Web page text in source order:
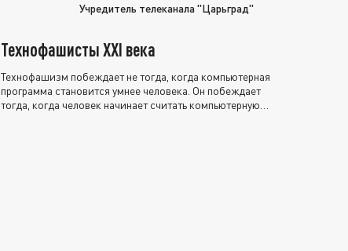
Учредитель телеканала "Царьград"
Технофашисты XXI века
Технофашизм побеждает не тогда, когда компьютерная
программа становится умнее человека. Он побеждает
тогда, когда человек начинает считать компьютерную